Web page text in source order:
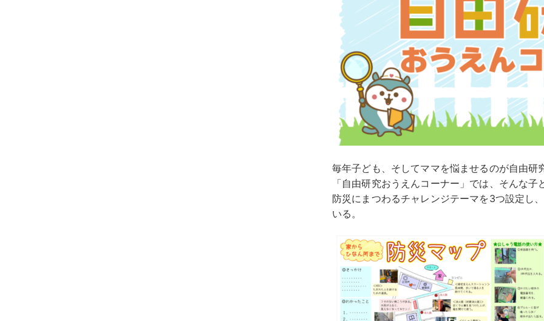
毎年子ども、そしてママを悩ませるのが自由研
「自由研究おうえんコーナー」では、そんな
防災にまつわるチャレンジテーマを3つ設定し
いる。